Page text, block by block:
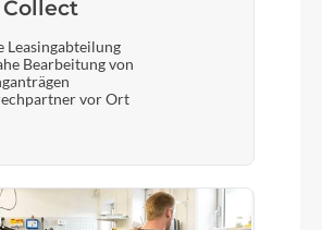
Leasingabteilung
Bearbeitung von
vor Ort